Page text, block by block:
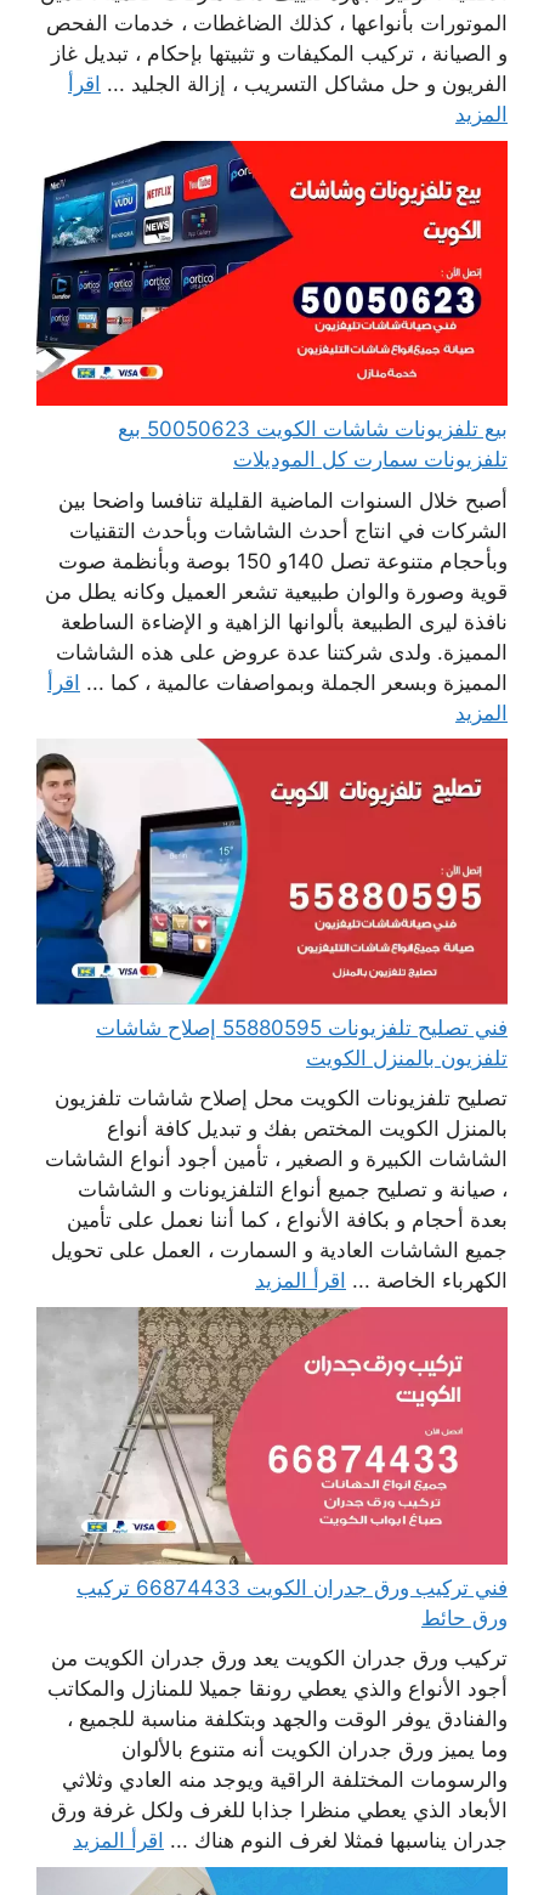
الموتورات بأنواعها ، كذلك الضاغطات ، خدمات الفحص
و الصيانة ، تركيب المكيفات و تثبيتها بإحكام ، تبديل غاز
الفريون و حل مشاكل التسريب ، إزالة الجليد ... اقرأ
المزيد
بيع تلفزيونات شاشات الكويت 50050623 بيع
تلفزيونات سمارت كل الموديلات
أصبح خلال السنوات الماضية القليلة تنافسا واضحا بين
الشركات في انتاج أحدث الشاشات وبأحدث التقنيات
وبأحجام متنوعة تصل 140و 150 بوصة وبأنظمة صوت
قوية وصورة والوان طبيعية تشعر العميل وكانه يطل من
نافذة ليرى الطبيعة بألوانها الزاهية و الإضاءة الساطعة
المميزة. ولدى شركتنا عدة عروض على هذه الشاشات
المميزة وبسعر الجملة وبمواصفات عالمية ، كما ... اقرأ
المزيد
فني تصليح تلفزيونات 55880595 إصلاح شاشات
تلفزيون بالمنزل الكويت
تصليح تلفزيونات الكويت محل إصلاح شاشات تلفزيون
بالمنزل الكويت المختص بفك و تبديل كافة أنواع
الشاشات الكبيرة و الصغير ، تأمين أجود أنواع الشاشات
، صيانة و تصليح جميع أنواع التلفزيونات و الشاشات
بعدة أحجام و بكافة الأنواع ، كما أننا نعمل على تأمين
جميع الشاشات العادية و السمارت ، العمل على تحويل
الكهرباء الخاصة ... اقرأ المزيد
فني تركيب ورق جدران الكويت 66874433 تركيب
ورق حائط
تركيب ورق جدران الكويت يعد ورق جدران الكويت من
أجود الأنواع والذي يعطي رونقا جميلا للمنازل والمكاتب
والفنادق يوفر الوقت والجهد وبتكلفة مناسبة للجميع ،
وما يميز ورق جدران الكويت أنه متنوع بالألوان
والرسومات المختلفة الراقية ويوجد منه العادي وثلاثي
الأبعاد الذي يعطي منظرا جذابا للغرف ولكل غرفة ورق
جدران يناسبها فمثلا لغرف النوم هناك ... اقرأ المزيد